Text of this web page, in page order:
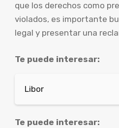
que los derechos como
violados, es importante
legal y presentar una
Te puede interesar:
Libor
Te puede interesar: